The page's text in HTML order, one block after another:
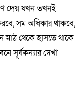
দেয় যখন তখনই
সম অধিকার থাকবে,
মাঠ থেকে হাসতে থাকে
সূর্যকন্যার দেখা